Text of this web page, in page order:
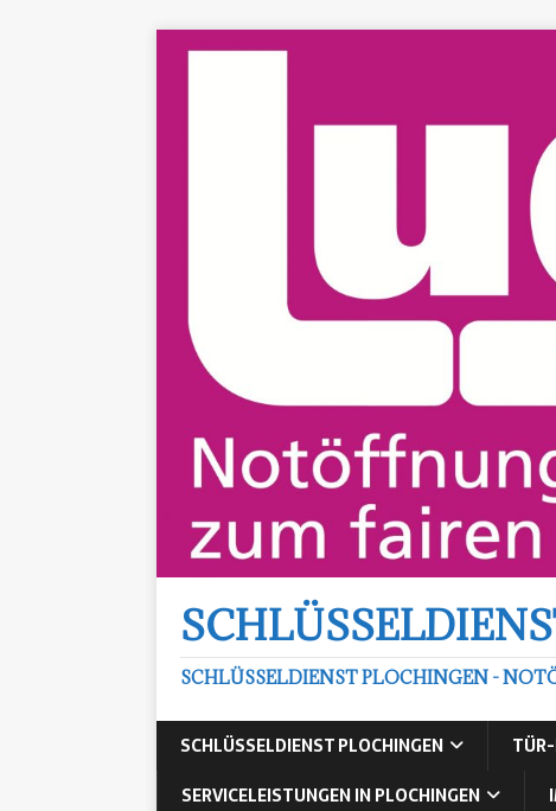
SCHLÜSSELDIENST PLOCHINGEN -
SCHLÜSSELDIENST PLOCHINGEN
SERVICELEISTUNGEN IN PLOCHINGEN